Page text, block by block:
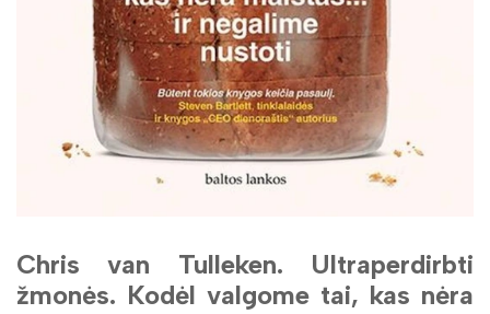
Chris van Tulleken. Ultraperdirbti
žmonės. Kodėl valgome tai, kas nėra